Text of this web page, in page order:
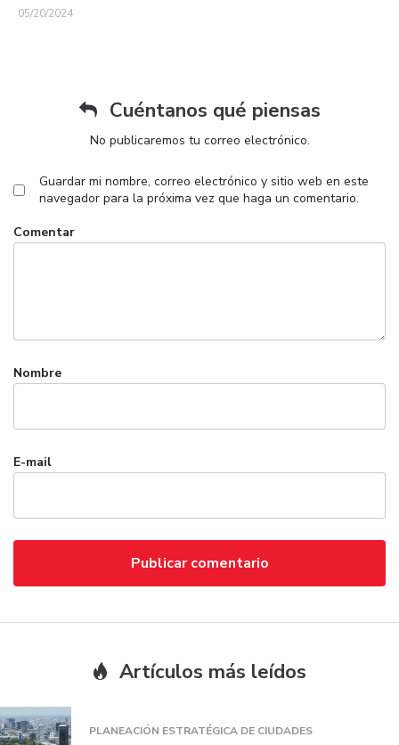
05/20/2024
Cuéntanos qué piensas
No publicaremos tu correo electrónico.
Nombre
E-mail
Guardar mi nombre, correo electrónico y sitio web en este
navegador para la próxima vez que haga un comentario.
Comentar
Artículos más leídos
PLANEACIÓN ESTRATÉGICA DE CIUDADES